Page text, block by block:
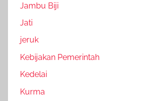
Jambu Biji
Jati
jeruk
Kebijakan Pemerintah
Kedelai
Kurma